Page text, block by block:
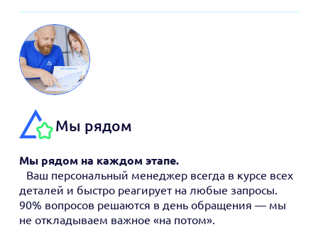
Мы рядом
Мы рядом на каждом этапе.
Ваш персональный менеджер всегда в курсе всех
деталей и быстро реагирует на любые запросы.
90% вопросов решаются в день обращения — мы
не откладываем важное «на потом».